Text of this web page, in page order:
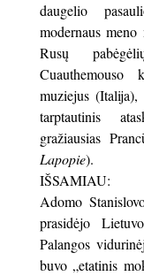
daugelio
modernaus
Rusų
Cuauthemouso
muziejus
tarptautinis
gražiausias
Lapopie).
IŠSAMIAU:
Adomo
prasidėjo
Palangos
buvo „etatinis